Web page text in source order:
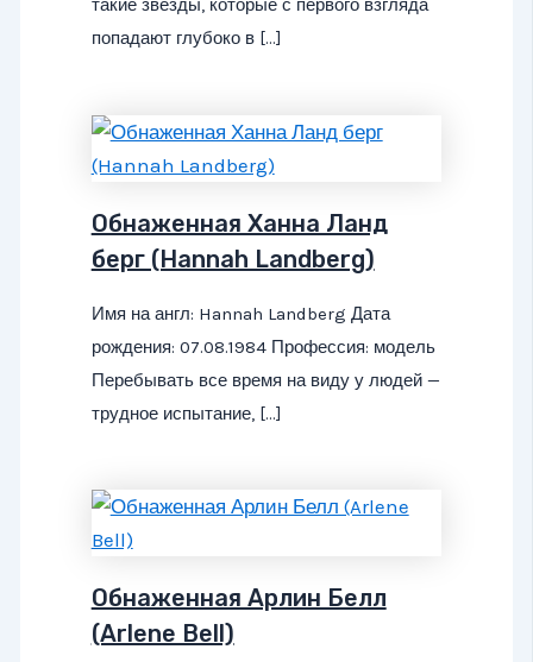
такие звезды, которые с первого взгляда
попадают глубоко в […]
Обнаженная Ханна Ланд
берг (Hannah Landberg)
Имя на англ: Hannah Landberg Дата
рождения: 07.08.1984 Профессия: модель
Перебывать все время на виду у людей —
трудное испытание, […]
Обнаженная Арлин Белл
(Arlene Bell)